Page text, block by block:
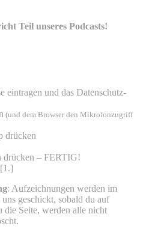
Teil unseres Podcasts!
eintragen und das Datenschutz-
(und dem Browser den Mikrofonzugriff
drücken
drücken – FERTIG!
: Aufzeichnungen werden im
geschickt, sobald du auf
die Seite, werden alle nicht